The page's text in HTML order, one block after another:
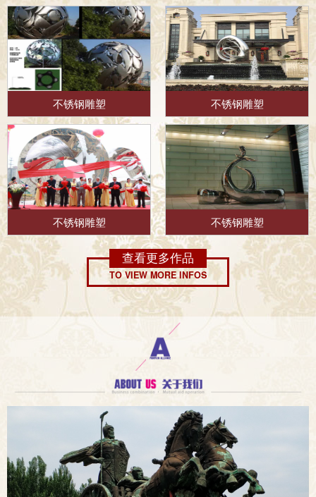
不锈钢雕塑 不锈钢雕塑
不锈钢雕塑 不锈钢雕塑
查看更多作品
TO VIEW MORE INFOS